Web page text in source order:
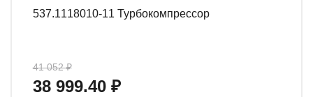
537.1118010-11 Турбокомпрессор
41 052 ₽
38 999.40 ₽